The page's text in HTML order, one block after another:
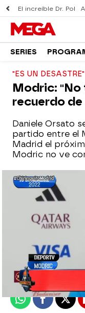
El increíble Dr. Pol
SERIES
"ES UN DESASTRE"
Modric: "No
recuerdo
Daniele Orsato
partido entre el
Madrid el
Modric no ve
El Chiringuito
Publicado: 16 de
WhatsappFacebook
X